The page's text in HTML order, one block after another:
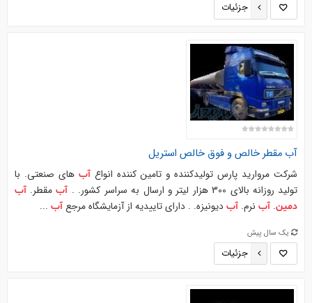
جزئیات
آب مقطر خالص و فوق خالص استریل
شرکت مروارید پارس تولیدکننده و تامین کننده انواعآب های صنعتی. با
تولید روزانه بالای 300 هزار لیتر و ارسال به سراسر کشور. .
آبمقطر.آب
دمین. آبنرم. آبدیونیزه. . دارای تاییدیه از آزمایشگاه مرجع آب...
یک سال پیش
جزئیات